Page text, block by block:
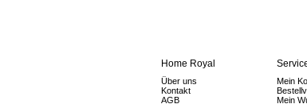
Home Royal
Über uns
Kontakt
AGB
Mein
Mein